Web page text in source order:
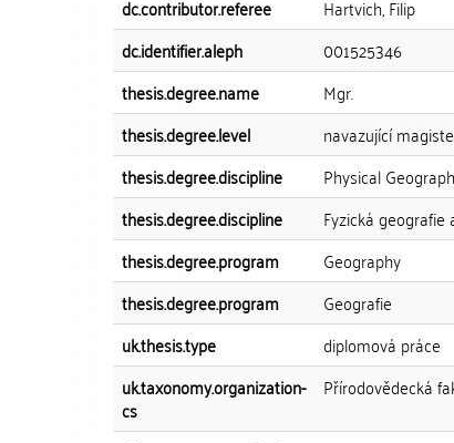
dc.contributor.referee
Hartvich, Filip
dc.identifier.aleph
001525346
thesis.degree.name
Mgr.
thesis.degree.level
navazující
thesis.degree.discipline
Physical
thesis.degree.discipline
Fyzická geografie
thesis.degree.program
Geography
thesis.degree.program
Geografie
uk.thesis.type
diplomová práce
uk.taxonomy.organization-
cs
Přírodovědecká